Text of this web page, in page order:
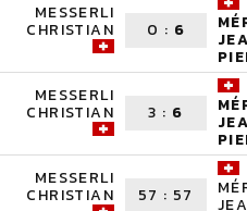
MESSERLI
CHRISTIAN 0 : 6
MESSERLI
CHRISTIAN 3 : 6
MESSERLI
CHRISTIAN 57 : 57